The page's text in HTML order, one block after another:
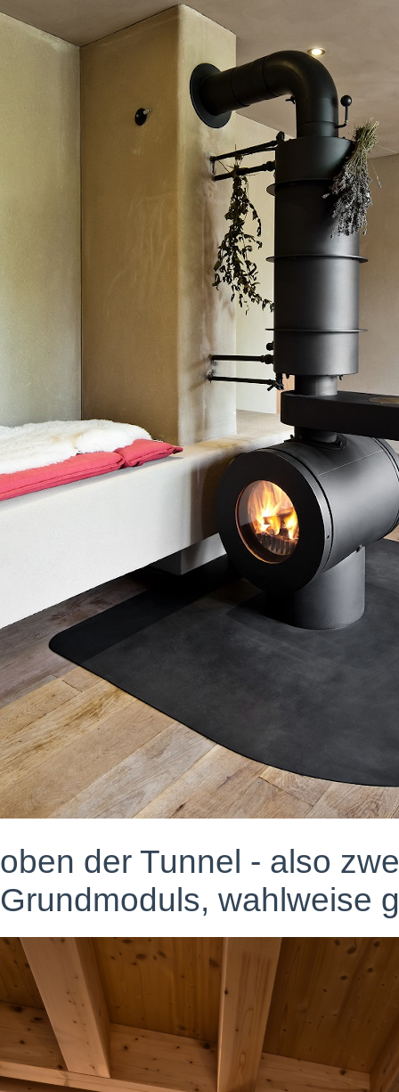
oben der Tunnel - also
Grundmoduls, wahlweise